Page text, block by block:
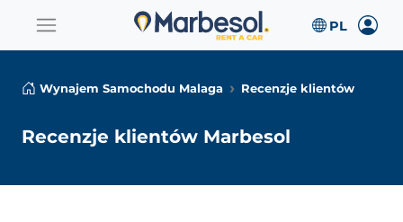
Wynajem Samochodu Malaga Recenzje klientów
Recenzje klientów Marbesol